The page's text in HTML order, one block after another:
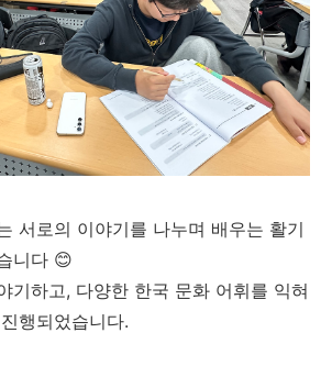
서로의 이야기를 나누며 배우는 활기
니다 😊
기하고, 다양한 한국 문화 어휘를 익혀
행되었습니다.